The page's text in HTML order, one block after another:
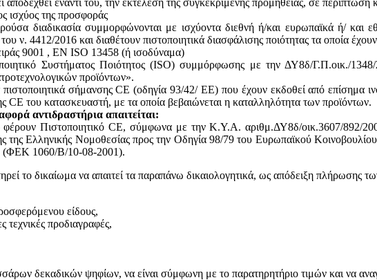
ισχύος της προσφοράς
διαδικασία συμμορφώνονται με ισχύοντα διεθνή ή/και ευρωπαϊκά ή/
ν. 4412/2016 και διαθέτουν πιστοποιητικά διασφάλισης ποιότητας τα οποία
9001 , ΕΝ ISO 13458 (ή ισοδύναμα)
Συστήματος Ποιότητος (ISO) συμμόρφωσης με την ΔΥ8δ/Γ.Π.οικ./
προϊόντων».
σήμανσης CE (οδηγία 93/42/ ΕΕ) που έχουν εκδοθεί από επίσημα
του κατασκευαστή, με τα οποία βεβαιώνεται η καταλληλότητα των προϊόντων.
αντιδραστήρια απαιτείται:
φέρουν Πιστοποιητικό CE, σύμφωνα με την Κ.Υ.Α. αριθμ.ΔΥ8δ/οικ.3607/892/
της Ελληνικής Νομοθεσίας προς την Οδηγία 98/79 του Ευρωπαϊκού
(ΦΕΚ 1060/Β/10-08-2001).
το δικαίωμα να απαιτεί τα παραπάνω δικαιολογητικά, ως απόδειξη πλήρωσης
είδους,
προδιαγραφές,
δεκαδικών ψηφίων, να είναι σύμφωνη με το παρατηρητήριο τιμών και να